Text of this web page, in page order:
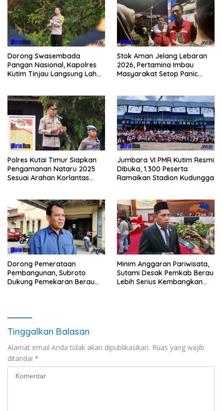
Dorong Swasembada
Pangan Nasional, Kapolres
Kutim Tinjau Langsung Lahan
Stok Aman Jelang Lebaran
2026, Pertamina Imbau
Masyarakat Setop Panic
Polres Kutai Timur Siapkan
Pengamanan Nataru 2025
Sesuai Arahan Korlantas
Jumbara VI PMR Kutim Resmi
Dibuka, 1.300 Peserta
Ramaikan Stadion Kudungga
Dorong Pemerataan
Pembangunan, Subroto
Dukung Pemekaran Berau
Minim Anggaran Pariwisata,
Sutami Desak Pemkab Berau
Lebih Serius Kembangkan
Tinggalkan Balasan
Alamat email Anda tidak akan dipublikasikan. Ruas yang wajib
ditandai *